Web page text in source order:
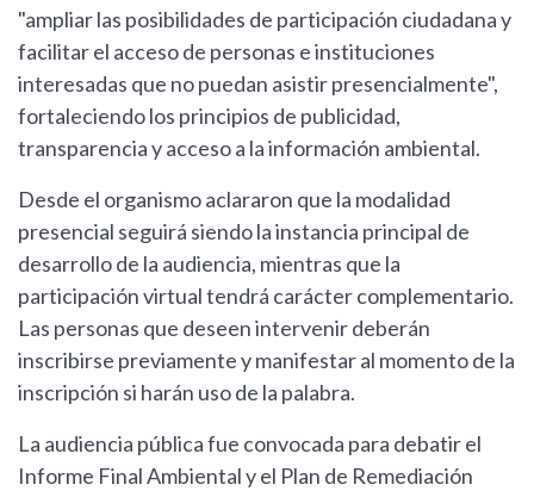
"ampliar las posibilidades de participación ciudadana y
facilitar el acceso de personas e instituciones
interesadas que no puedan asistir presencialmente",
fortaleciendo los principios de publicidad,
transparencia y acceso a la información ambiental.
Desde el organismo aclararon que la modalidad
presencial seguirá siendo la instancia principal de
desarrollo de la audiencia, mientras que la
participación virtual tendrá carácter complementario.
Las personas que deseen intervenir deberán
inscribirse previamente y manifestar al momento de la
inscripción si harán uso de la palabra.
La audiencia pública fue convocada para debatir el
Informe Final Ambiental y el Plan de Remediación